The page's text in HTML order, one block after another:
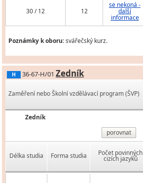
30 / 12 12
se nekoná -
další
informace
Poznámky k oboru:svářečský kurz.
H 36-67-H/01 Zedník
Zaměření nebo Školní vzdělávací program (ŠVP)
Zedník
porovnat
Délka studia Forma studia Počet povinných
cizích jazyků